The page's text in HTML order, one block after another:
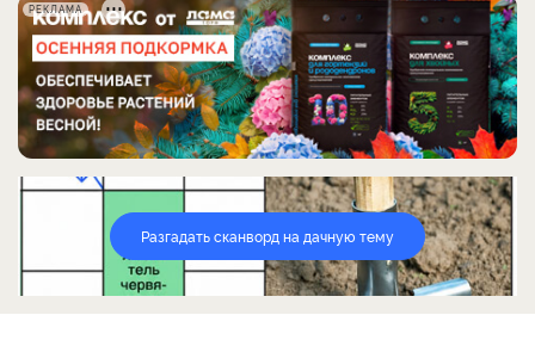
РЕКЛАМА
Разгадать сканворд на дачную тему